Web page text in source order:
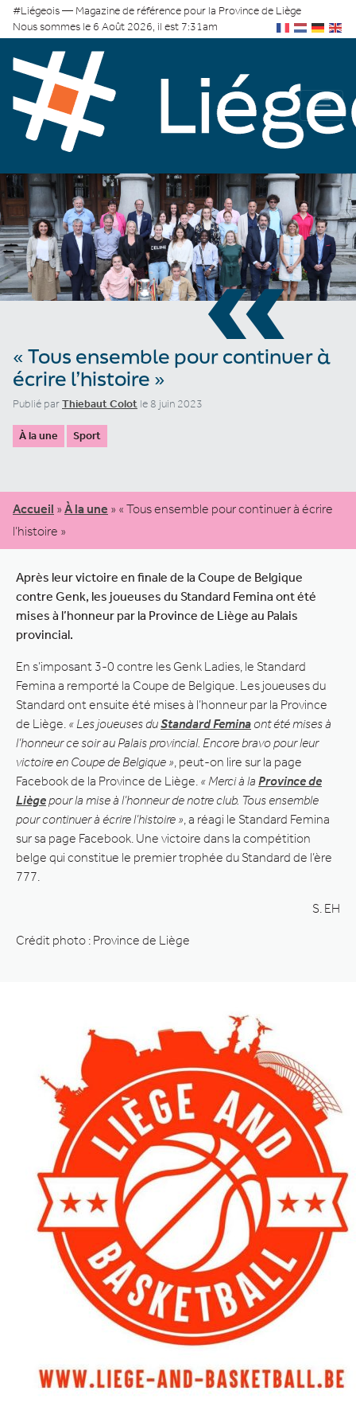
#Liégeois — Magazine de référence pour la Province de Liège
Nous sommes le 6 Août 2026, il est 7:31am
«
« Tous ensemble pour continuer à
écrire l’histoire »
Publié parThiebaut Colot le 8 juin 2023
À la une Sport
Accueil » À la une » « Tous ensemble pour continuer à écrire
l’histoire »
Après leur victoire en finale de la Coupe de Belgique
contre Genk, les joueuses du Standard Femina ont été
mises à l’honneur par la Province de Liège au Palais
provincial.
En s’imposant 3-0 contre les Genk Ladies, le Standard
Femina a remporté la Coupe de Belgique. Les joueuses du
Standard ont ensuite été mises à l’honneur par la Province
de Liège. « Les joueuses duStandard Feminaont été mises à
l’honneur ce soir au Palais provincial. Encore bravo pour leur
victoire en Coupe de Belgique » , peut-on lire sur la page
Facebook de la Province de Liège. « Merci à la Province de
Liègepour la mise à l’honneur de notre club. Tous ensemble
pour continuer à écrire l’histoire » , a réagi le Standard Femina
sur sa page Facebook. Une victoire dans la compétition
belge qui constitue le premier trophée du Standard de l’ère
777.
S. EH
Crédit photo : Province de Liège